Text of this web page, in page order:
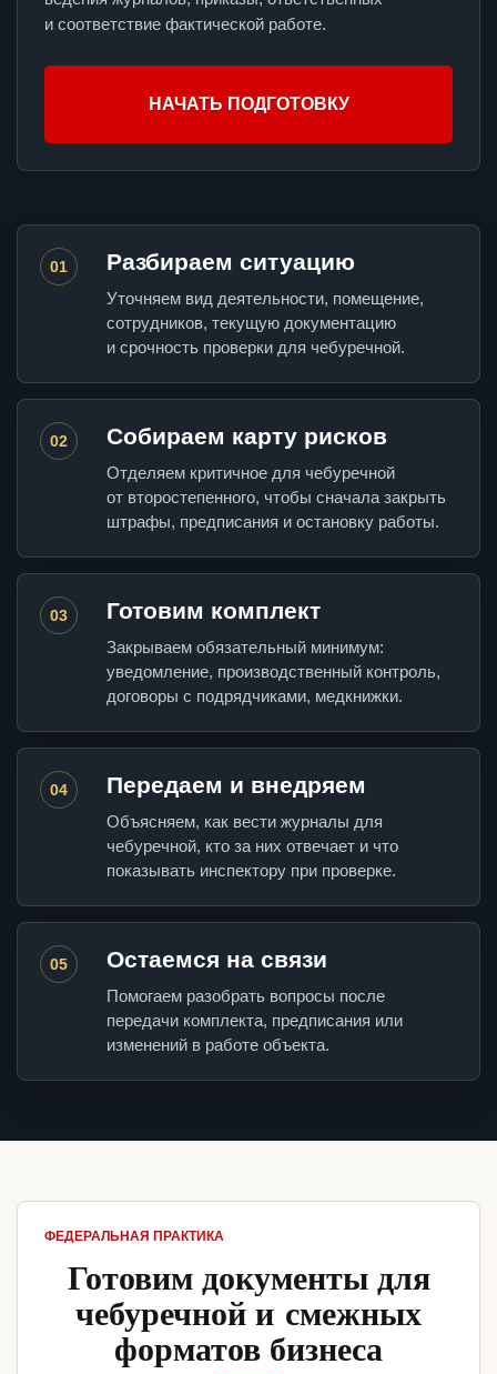
и соответствие фактической работе.
НАЧАТЬ ПОДГОТОВКУ
01 Разбираем ситуацию
Уточняем вид деятельности, помещение,
сотрудников, текущую документацию
и срочность проверки для чебуречной.
02 Собираем карту рисков
Отделяем критичное для чебуречной
от второстепенного, чтобы сначала закрыть
штрафы, предписания и остановку работы.
03 Готовим комплект
Закрываем обязательный минимум:
уведомление, производственный контроль,
договоры с подрядчиками, медкнижки.
04 Передаем и внедряем
Объясняем, как вести журналы для
чебуречной, кто за них отвечает и что
показывать инспектору при проверке.
05 Остаемся на связи
Помогаем разобрать вопросы после
передачи комплекта, предписания или
изменений в работе объекта.
ФЕДЕРАЛЬНАЯ ПРАКТИКА
Готовим документы для
чебуречной и смежных
форматов бизнеса